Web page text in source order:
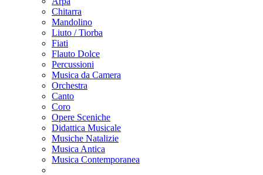
Chitarra
Mandolino
Liuto / Tiorba
Fiati
Flauto Dolce
Percussioni
Musica da Camera
Orchestra
Canto
Coro
Opere Sceniche
Didattica Musicale
Musiche Natalizie
Musica Antica
Musica Contemporanea